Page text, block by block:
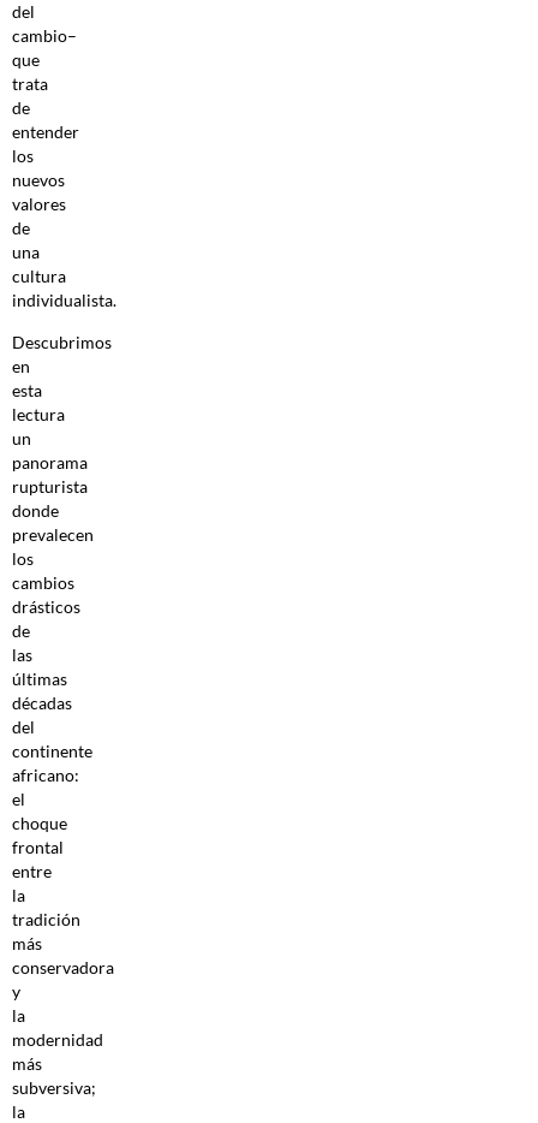
del
cambio–
que
trata
de
entender
los
nuevos
valores
de
una
cultura
individualista.
Descubrimos
en
esta
lectura
un
panorama
rupturista
donde
prevalecen
los
cambios
drásticos
de
las
últimas
décadas
del
continente
africano:
el
choque
frontal
entre
la
tradición
más
conservadora
y
la
modernidad
más
subversiva;
la